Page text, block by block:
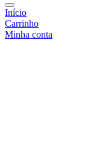
Início
Carrinho
Minha conta